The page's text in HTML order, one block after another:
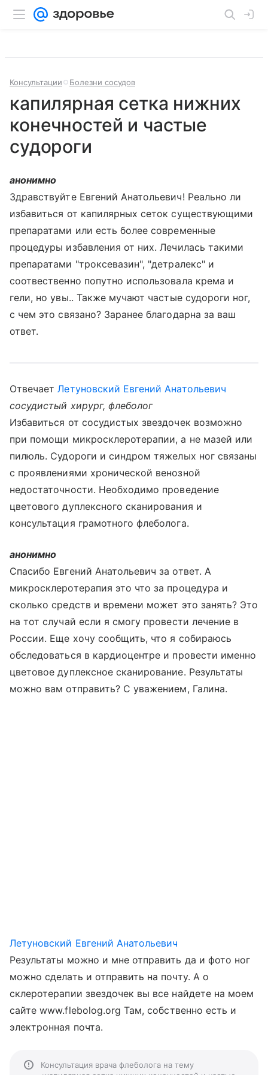
Консультации Болезни сосудов
капилярная сетка нижних
конечностей и частые
судороги
анонимно
Здравствуйте Евгений Анатольевич! Реально ли
избавиться от капилярных сеток существующими
препаратами или есть более современные
процедуры избавления от них. Лечилась такими
препаратами "троксевазин", "детралекс" и
соотвественно попутно использовала крема и
гели, но увы.. Также мучают частые судороги ног,
с чем это связано? Заранее благодарна за ваш
ответ.
ОтвечаетЛетуновский Евгений Анатольевич
сосудистый хирург, флеболог
Избавиться от сосудистых звездочек возможно
при помощи микросклеротерапии, а не мазей или
пилюль. Судороги и синдром тяжелых ног связаны
с проявлениями хронической венозной
недостаточности. Необходимо проведение
цветового дуплексного сканирования и
консультация грамотного флеболога.
анонимно
Спасибо Евгений Анатольевич за ответ. А
микросклеротерапия это что за процедура и
сколько средств и времени может это занять? Это
на тот случай если я смогу провести лечение в
России. Еще хочу сообщить, что я собираюсь
обследоваться в кардиоцентре и провести именно
цветовое дуплексное сканирование. Результаты
можно вам отправить? С уважением, Галина.
Летуновский Евгений Анатольевич
Результаты можно и мне отправить да и фото ног
можно сделать и отправить на почту. А о
склеротерапии звездочек вы все найдете на моем
сайте www.flebolog.org Там, собственно есть и
электронная почта.
Консультация врача флеболога на тему